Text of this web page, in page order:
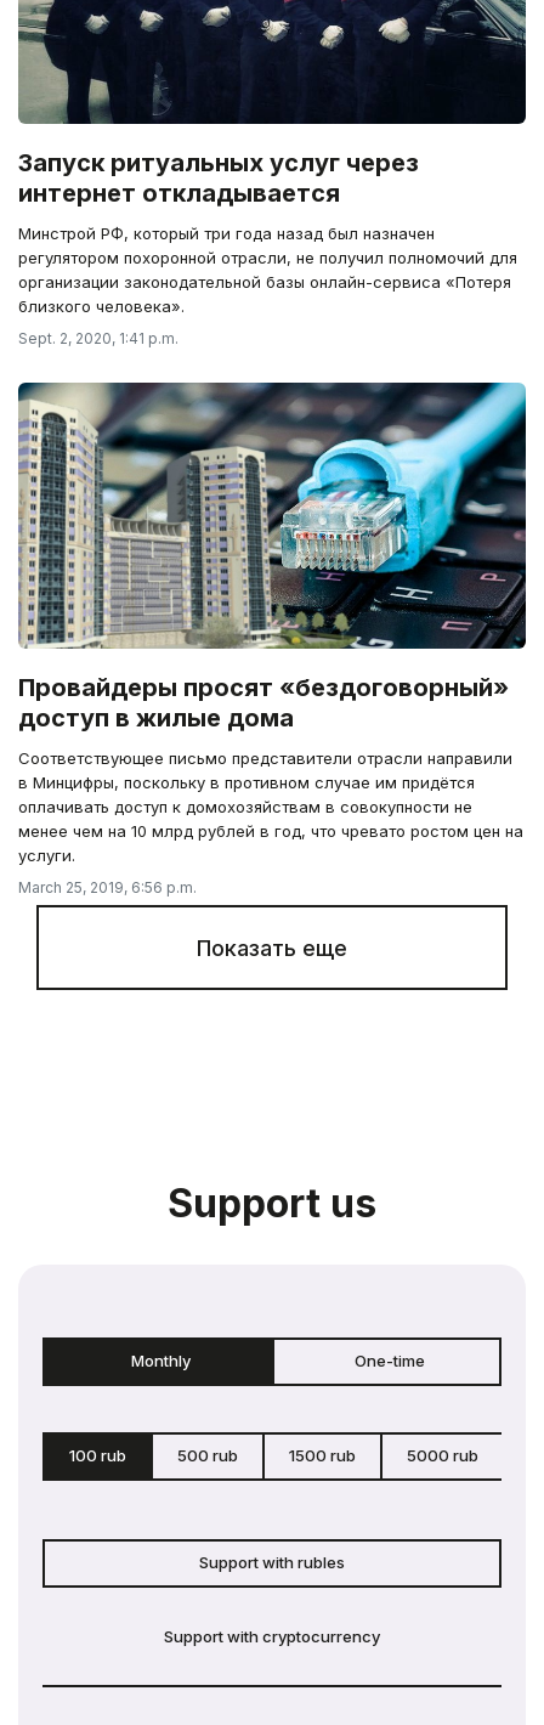
Запуск ритуальных услуг через
интернет откладывается
Минстрой РФ, который три года назад был назначен
регулятором похоронной отрасли, не получил полномочий для
организации законодательной базы онлайн-сервиса «Потеря
близкого человека».
Sept. 2, 2020, 1:41 p.m.
Провайдеры просят «бездоговорный»
доступ в жилые дома
Соответствующее письмо представители отрасли направили
в Минцифры, поскольку в противном случае им придётся
оплачивать доступ к домохозяйствам в совокупности не
менее чем на 10 млрд рублей в год, что чревато ростом цен на
услуги.
March 25, 2019, 6:56 p.m.
Показать еще
Support us
Monthly One-time
100 rub 500 rub 1500 rub 5000 rub
Support with rubles
Support with cryptocurrency